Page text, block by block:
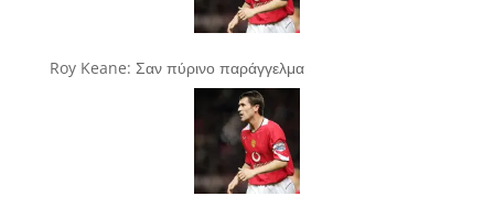
Roy Keane: Σαν πύρινο παράγγελμα